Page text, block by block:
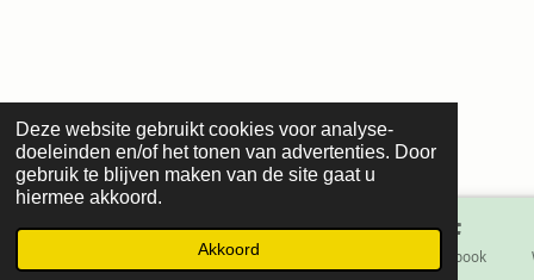
Deze website gebruikt cookies voor analyse-
doeleinden en/of het tonen van advertenties. Door
gebruik te blijven maken van de site gaat u
hiermee akkoord.
Akkoord
Telefoonnummer Facebook